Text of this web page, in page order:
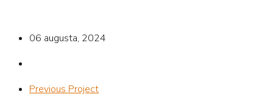
06 augusta, 2024
Previous Project